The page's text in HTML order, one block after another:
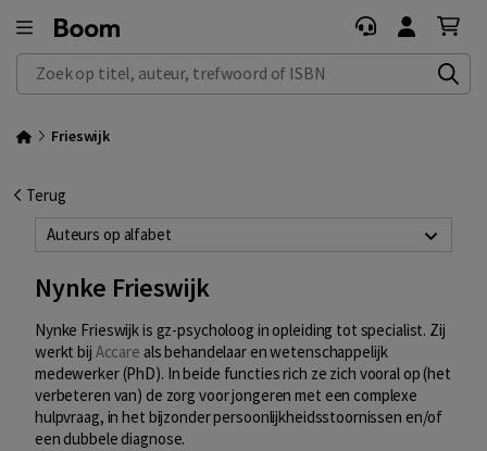
Zoek op titel, auteur, trefwoord of ISBN
Frieswijk
Terug
Auteurs op alfabet
Nynke Frieswijk
Nynke Frieswijk is gz-psycholoog in opleiding tot specialist. Zij
werkt bij Accare als behandelaar en wetenschappelijk
medewerker (PhD). In beide functies rich ze zich vooral op (het
verbeteren van) de zorg voor jongeren met een complexe
hulpvraag, in het bijzonder persoonlijkheidsstoornissen en/of
een dubbele diagnose.